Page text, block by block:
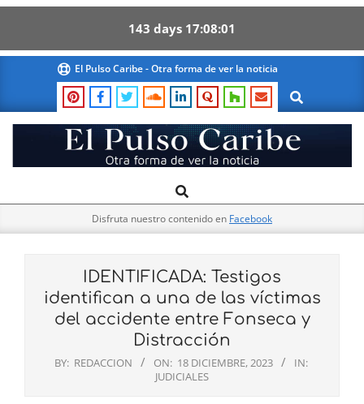
143 days 17 08 00
content
El Pulso Caribe - Otra forma de ver la noticia
Search
El
Pulso
Navigation
Search
Disfruta nuestro contenido en Facebook
IDENTIFICADA: Testigos
identifican a una de las víctimas
del accidente entre Fonseca y
Distracción
BY: REDACCION ON: 18 DICIEMBRE, 2023
IN:
JUDICIALES